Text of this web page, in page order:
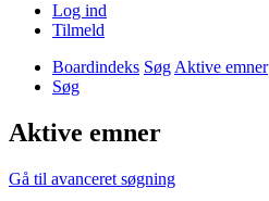
Log ind
Tilmeld
Boardindeks SøgAktive emner
Søg
Aktive emner
Gå til avanceret søgning